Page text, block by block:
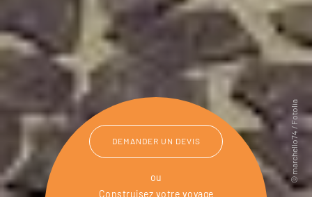
DEMANDER UN DEVIS
ou
Construisez votre voyage